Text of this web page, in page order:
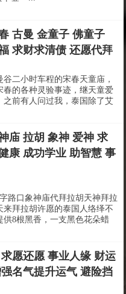
古曼 金童子 佛童子
求财求清债 还愿代拜
二小时车程的宋春天童庙，
春的各种灵验事迹，继天童爱
之前有人问过我，泰国除了艾
庙 拉胡 象神 爱神 求
康 成功学业 助智慧 事
路口象神庙代拜拉胡天神拜拉
来拜拉胡许愿的泰国人络绎不
供8根黑香，一支黑色花朵蜡
愿还愿 事业人缘 财运
名气提升运气 避险挡